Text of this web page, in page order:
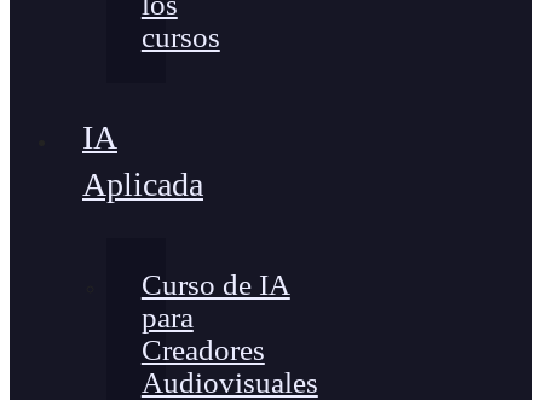
cursos
IA
Aplicada
Curso de IA
para
Creadores
Audiovisuales